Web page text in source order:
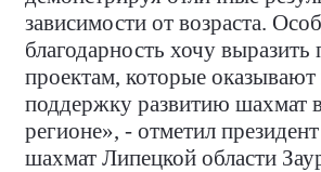
зависимости от возраста.
благодарность хочу
проектам, которые
поддержку развитию шахмат
регионе», - отметил
шахмат Липецкой области